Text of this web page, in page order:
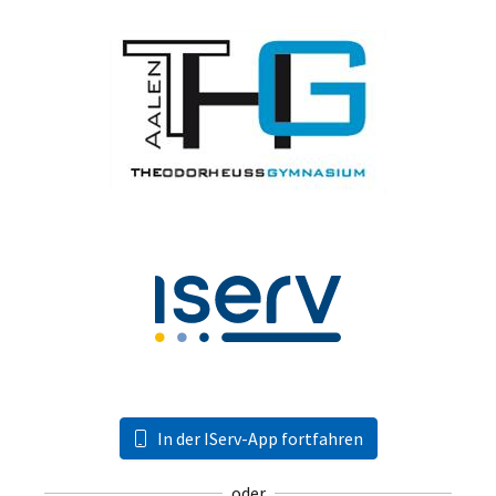
In der IServ-App fortfahren